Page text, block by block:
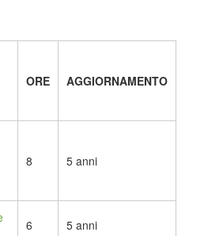
ORE AGGIORNAMENTO
8 5 anni
6 5 anni